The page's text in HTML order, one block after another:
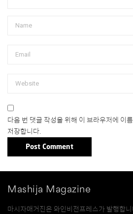
다음 번 댓글 작성을 위해 이 브라우저에 이
저장합니다.
Mashija Magazine
마시자매거진은 와인비전프레스가 발행합